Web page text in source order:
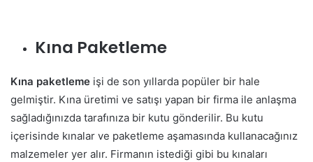
Kına Paketleme
Kına paketleme işi de son yıllarda popüler bir hale
gelmiştir. Kına üretimi ve satışı yapan bir firma ile anlaşma
sağladığınızda tarafınıza bir kutu gönderilir. Bu kutu
içerisinde kınalar ve paketleme aşamasında kullanacağınız
malzemeler yer alır. Firmanın istediği gibi bu kınaları